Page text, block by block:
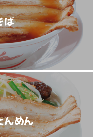
ば
んめん